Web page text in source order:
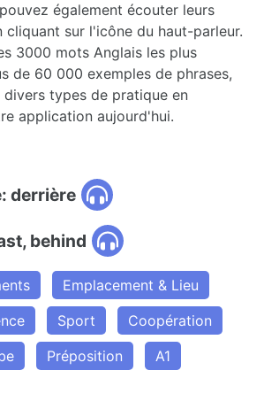
également écouter leurs
cliquant sur l'icône du haut-parleur.
3000 mots Anglais les plus
de 60 000 exemples de phrases,
types de pratique en
application aujourd'hui.
derrière
behind
Emplacement & Lieu
Sport
Coopération
Préposition A1